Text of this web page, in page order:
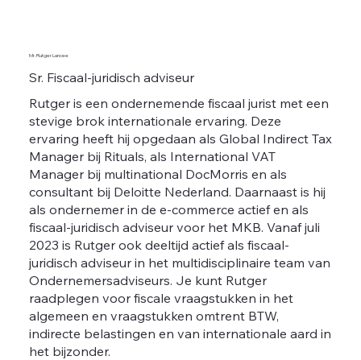
Mr. Rutger Lancee
Sr. Fiscaal-juridisch adviseur
Rutger is een ondernemende fiscaal jurist met een
stevige brok internationale ervaring. Deze
ervaring heeft hij opgedaan als Global Indirect Tax
Manager bij Rituals, als International VAT
Manager bij multinational DocMorris en als
consultant bij Deloitte Nederland. Daarnaast is hij
als ondernemer in de e-commerce actief en als
fiscaal-juridisch adviseur voor het MKB. Vanaf juli
2023 is Rutger ook deeltijd actief als fiscaal-
juridisch adviseur in het multidisciplinaire team van
Ondernemersadviseurs. Je kunt Rutger
raadplegen voor fiscale vraagstukken in het
algemeen en vraagstukken omtrent BTW,
indirecte belastingen en van internationale aard in
het bijzonder.